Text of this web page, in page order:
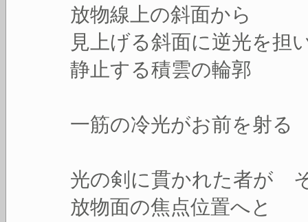
放物線上の斜面から
見上げる斜面に逆光を担
静止する積雲の輪郭
一筋の冷光がお前を射る
光の剣に貫かれた者が
放物面の焦点位置へと